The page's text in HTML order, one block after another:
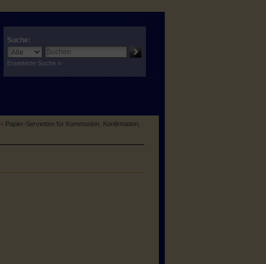
Suche:
Erweiterte Suche »
» Papier-Servietten für Kommunion, Konfirmation,